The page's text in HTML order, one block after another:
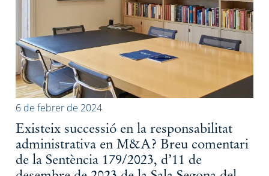
6 de febrer de 2024
Existeix successió en la responsabilitat
administrativa en M&A? Breu comentari
de la Sentència 179/2023, d’11 de